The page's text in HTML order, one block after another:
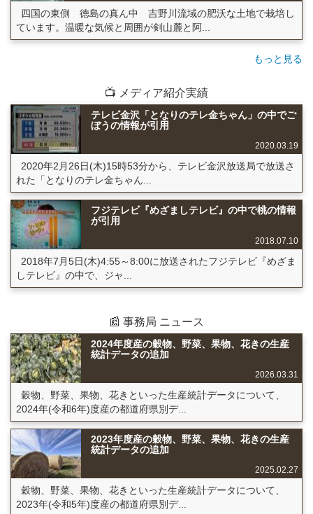
四国の東側 徳島の真ん中 吉野川流域の肥沃な土地で栽培し
ています。温暖な気候と周囲が剣山麓と阿...
もっと見る
📺 メディア紹介実績
テレビ金沢「となりのテレ金ちゃん」の中でご
ぼうの情報が引用
2020.03.19
2020年2月26日(木)15時53分から、テレビ金沢放送局で放送さ
れた「となりのテレ金ちゃん...
フジテレビ『めざましテレビ』の中で桃の情報
が引用
2018.07.10
2018年7月5日(木)4:55～8:00に放送されたフジテレビ『めざま
しテレビ』の中で、ジャ...
📰 事務局 ニュース
2024年度産の穀物、野菜、果物、花きの生産
統計データの追加
2026.03.31
穀物、野菜、果物、花きといった生産統計データについて、
2024年(令和6年)度産の都道府県別デ...
2023年度産の穀物、野菜、果物、花きの生産
統計データの追加
2025.02.27
穀物、野菜、果物、花きといった生産統計データについて、
2023年(令和5年)度産の都道府県別デ...